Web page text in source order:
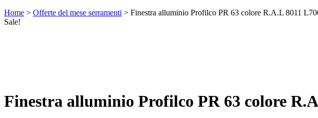
Home > Offerte del mese serramenti > Finestra alluminio Profilco PR 63 colore R.A.L 8011
Sale!
Finestra alluminio Profilco PR 63 colore